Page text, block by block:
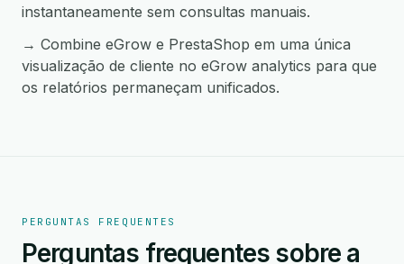
instantaneamente sem consultas manuais.
→ Combine eGrow e PrestaShop em uma única
visualização de cliente no eGrow analytics para que
os relatórios permaneçam unificados.
PERGUNTAS FREQUENTES
Perguntas frequentes sobre a